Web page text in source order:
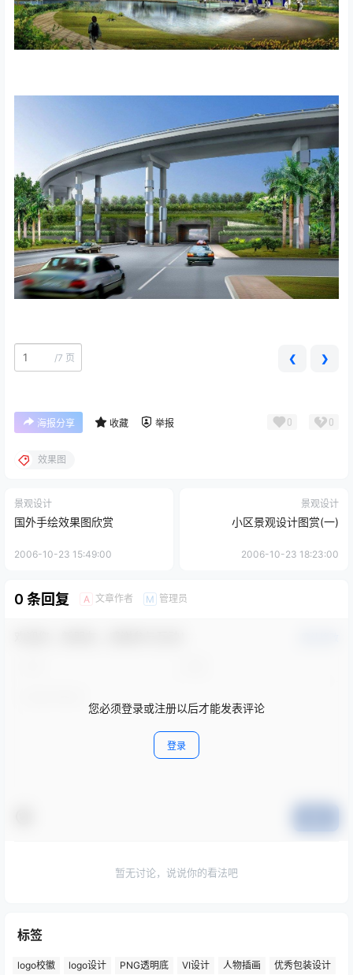
/7 页 ❮ ❯
海报分享 收藏 举报 0 0
效果图
景观设计
国外手绘效果图欣赏
2006-10-23 15:49:00
景观设计
小区景观设计图赏(一)
2006-10-23 18:23:00
0 条回复 A 文章作者 M 管理员
您必须登录或注册以后才能发表评论
登录
暂无讨论，说说你的看法吧
标签
logo校徽 logo设计 PNG透明底 VI设计 人物插画 优秀包装设计